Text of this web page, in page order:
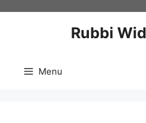
Rubbi
Menu